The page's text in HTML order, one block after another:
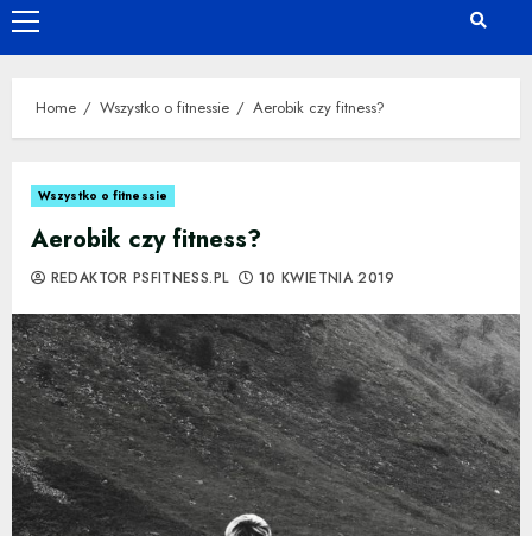
Primary
Menu
Home Wszystko o fitnessie Aerobik czy fitness?
Wszystko o fitnessie
Aerobik czy fitness?
REDAKTOR PSFITNESS.PL 10 KWIETNIA 2019